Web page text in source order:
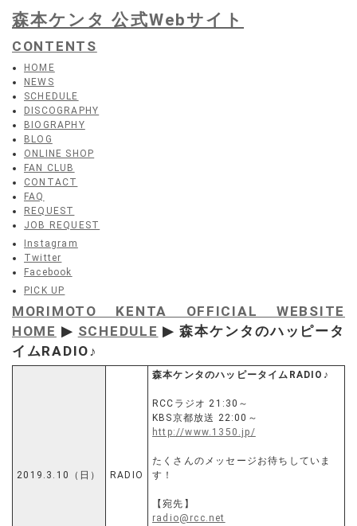
森本ケンタ 公式Webサイト
CONTENTS
HOME
NEWS
SCHEDULE
DISCOGRAPHY
BIOGRAPHY
BLOG
ONLINE SHOP
FAN CLUB
CONTACT
FAQ
REQUEST
JOB REQUEST
Instagram
Twitter
Facebook
PICK UP
MORIMOTO KENTA OFFICIAL WEBSITE
HOME ▶ SCHEDULE ▶ 森本ケンタのハッピータ
イムRADIO♪
2019.3.10（日） RADIO
森本ケンタのハッピータイムRADIO♪
RCCラジオ 21:30～
KBS京都放送 22:00～
http://www.1350.jp/
たくさんのメッセージお待ちしていま
す！
【宛先】
radio@rcc.net